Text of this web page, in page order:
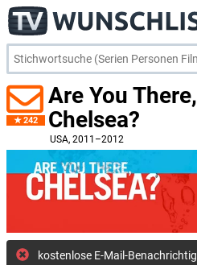
242
Are You There,
Chelsea?
USA, 2011–2012